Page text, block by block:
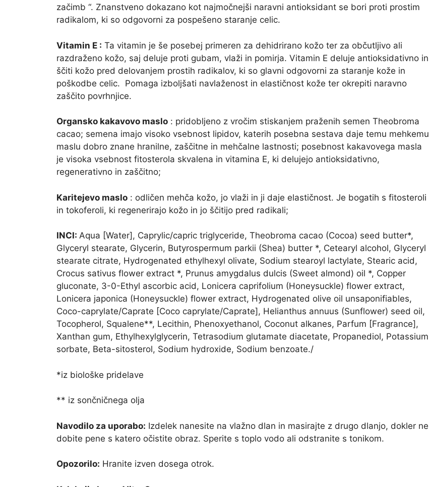
začimb “. Znanstveno dokazano kot najmočnejši naravni antioksidant se bori proti prostim
radikalom, ki so odgovorni za pospešeno staranje celic.
Vitamin E : Ta vitamin je še posebej primeren za dehidrirano kožo ter za občutljivo ali
razdraženo kožo, saj deluje proti gubam, vlaži in pomirja. Vitamin E deluje antioksidativno in
ščiti kožo pred delovanjem prostih radikalov, ki so glavni odgovorni za staranje kože in
poškodbe celic. Pomaga izboljšati navlaženost in elastičnost kože ter okrepiti naravno
zaščito povrhnjice.
Organsko kakavovo maslo : pridobljeno z vročim stiskanjem praženih semen Theobroma
cacao; semena imajo visoko vsebnost lipidov, katerih posebna sestava daje temu mehkemu
maslu dobro znane hranilne, zaščitne in mehčalne lastnosti; posebnost kakavovega masla
je visoka vsebnost fitosterola skvalena in vitamina E, ki delujejo antioksidativno,
regenerativno in zaščitno;
Karitejevo maslo : odličen mehča kožo, jo vlaži in ji daje elastičnost. Je bogatih s fitosteroli
in tokoferoli, ki regenerirajo kožo in jo ščitijo pred radikali;
INCI: Aqua [Water], Caprylic/capric triglyceride, Theobroma cacao (Cocoa) seed butter*,
Glyceryl stearate, Glycerin, Butyrospermum parkii (Shea) butter *, Cetearyl alcohol, Glyceryl
stearate citrate, Hydrogenated ethylhexyl olivate, Sodium stearoyl lactylate, Stearic acid,
Crocus sativus flower extract *, Prunus amygdalus dulcis (Sweet almond) oil *, Copper
gluconate, 3-0-Ethyl ascorbic acid, Lonicera caprifolium (Honeysuckle) flower extract,
Lonicera japonica (Honeysuckle) flower extract, Hydrogenated olive oil unsaponifiables,
Coco-caprylate/Caprate [Coco caprylate/Caprate], Helianthus annuus (Sunflower) seed oil,
Tocopherol, Squalene**, Lecithin, Phenoxyethanol, Coconut alkanes, Parfum [Fragrance],
Xanthan gum, Ethylhexylglycerin, Tetrasodium glutamate diacetate, Propanediol, Potassium
sorbate, Beta-sitosterol, Sodium hydroxide, Sodium benzoate./
*iz biološke pridelave
** iz sončničnega olja
Navodilo za uporabo: Izdelek nanesite na vlažno dlan in masirajte z drugo dlanjo, dokler ne
dobite pene s katero očistite obraz. Sperite s toplo vodo ali odstranite s tonikom.
Opozorilo: Hranite izven dosega otrok.